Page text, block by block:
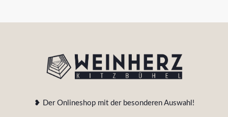
❥ Der Onlineshop mit der besonderen Auswahl!